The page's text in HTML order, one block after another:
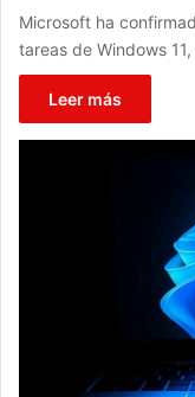
Microsoft ha
tareas de Windows
Leer más